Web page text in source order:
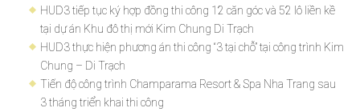
HUD3 tiếp tục ký hợp đồng thi công 12 căn góc và 52 lô liền kề
tại dự án Khu đô thị mới Kim Chung Di Trạch
HUD3 thực hiện phương án thi công “3 tại chỗ” tại công trình Kim
Chung – Di Trạch
Tiến độ công trình Champarama Resort & Spa Nha Trang sau
3 tháng triển khai thi công